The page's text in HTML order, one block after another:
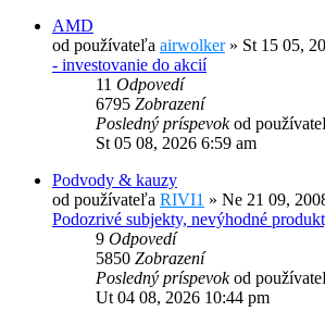
AMD
od používateľa airwolker» St 15 05,
- investovanie do akcií
11 Odpovedí
6795 Zobrazení
Posledný príspevokod
St 05 08, 2026 6:59 am
Podvody & kauzy
od používateľa RIVI1 » Ne 21 09,
Podozrivé subjekty, nevýhodné
9 Odpovedí
5850 Zobrazení
Posledný príspevokod
Ut 04 08, 2026 10:44 pm